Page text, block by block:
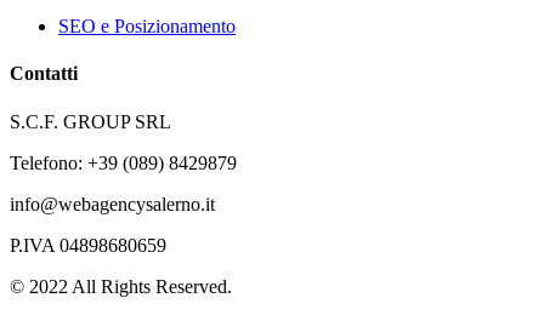
SEO e Posizionamento
Contatti
S.C.F. GROUP SRL
Telefono: +39 (089) 8429879
info@webagencysalerno.it
P.IVA 04898680659
© 2022 All Rights Reserved.